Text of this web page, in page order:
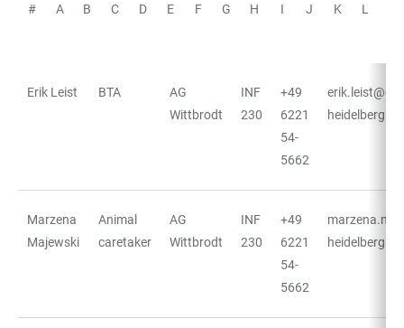
# A B C D E F G H I J K L
Erik Leist BTA
AG
Wittbrodt
INF
230
+49
6221
54-
5662
heidelberg.de
Marzena
Majewski
Animal
caretaker
AG
Wittbrodt
INF
230
+49
6221
54-
5662
heidelberg.de